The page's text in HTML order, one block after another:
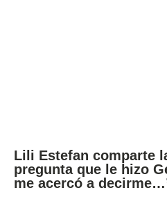
Lili Estefan comparte
pregunta que le hizo
me acercó a